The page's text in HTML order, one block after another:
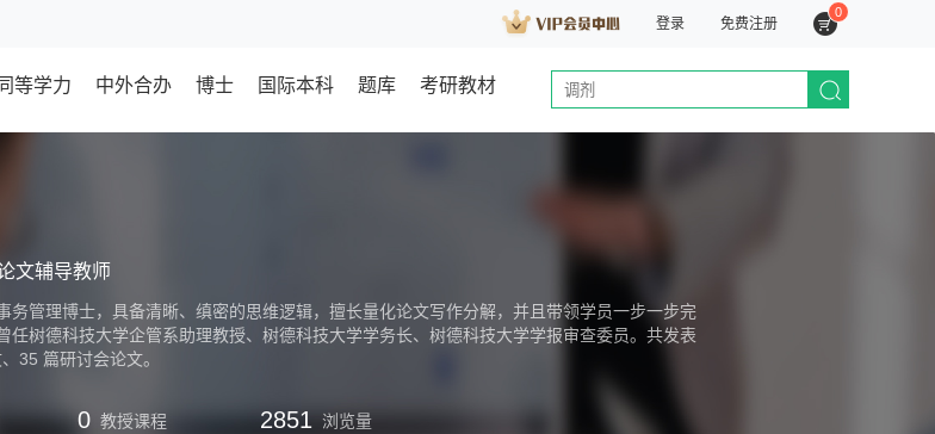
登录 免费注册
0
同等学力 中外合办 博士 国际本科 题库 考研教材
文辅导教师
务管理博士，具备清晰、缜密的思维逻辑，擅长量化论文写作分解，并且带领学员一步一步完
任树德科技大学企管系助理教授、树德科技大学学务长、树德科技大学学报审查委员。共发表
35 篇研讨会论文。
0 教授课程 2851 浏览量